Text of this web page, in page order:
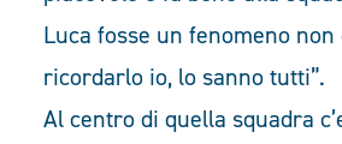
Luca fosse un fenomeno
ricordarlo io, lo sanno tutti”.
Al centro di quella squadra